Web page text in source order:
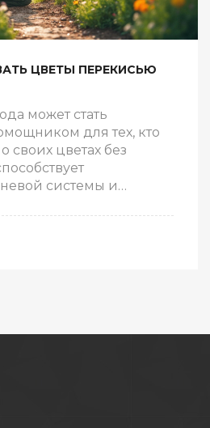
ЦВЕТЫ ПЕРЕКИСЬЮ
может стать
для тех, кто
своих цветах без
системы и
использования
и простота